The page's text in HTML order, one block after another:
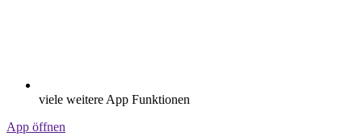
viele weitere App Funktionen
App öffnen